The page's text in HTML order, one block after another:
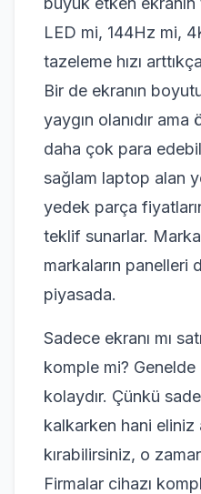
LED mi, 144Hz mi,
tazeleme hızı
Bir de ekranın
yaygın olanıdır
daha çok para
sağlam laptop alan
yedek parça
teklif sunarlar.
markaların panelleri
piyasada.
Sadece ekranı mı
komple mi?
kolaydır. Çünkü
kalkarken hani eliniz
kırabilirsiniz, o
Firmalar cihazı